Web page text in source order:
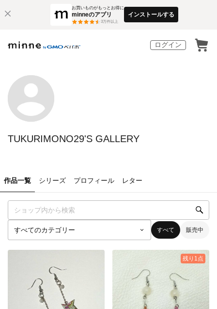
お買いものがもっとお得に
minneのアプリ
3万件以上
インストールする
ログイン
TUKURIMONO29'S GALLERY
作品一覧 シリーズ プロフィール レター
すべて 販売中
残り1点